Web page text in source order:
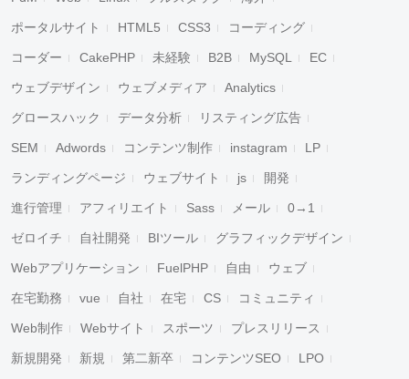
ポータルサイト HTML5 CSS3 コーディング
コーダー CakePHP 未経験 B2B MySQL EC
ウェブデザイン ウェブメディア Analytics
グロースハック データ分析 リスティング広告
SEM Adwords コンテンツ制作 instagram LP
ランディングページ ウェブサイト js 開発
進行管理 アフィリエイト Sass メール 0→1
ゼロイチ 自社開発 BIツール グラフィックデザイン
Webアプリケーション FuelPHP 自由 ウェブ
在宅勤務 vue 自社 在宅 CS コミュニティ
Web制作 Webサイト スポーツ プレスリリース
新規開発 新規 第二新卒 コンテンツSEO LPO